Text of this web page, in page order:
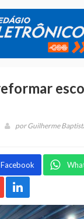
porGuilherme
Facebook